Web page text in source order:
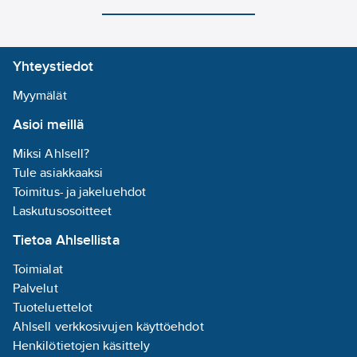
Yhteystiedot
Myymälät
Asioi meillä
Miksi Ahlsell?
Tule asiakkaaksi
Toimitus- ja jakeluehdot
Laskutusosoitteet
Tietoa Ahlsellista
Toimialat
Palvelut
Tuoteluettelot
Ahlsell verkkosivujen käyttöehdot
Henkilötietojen käsittely